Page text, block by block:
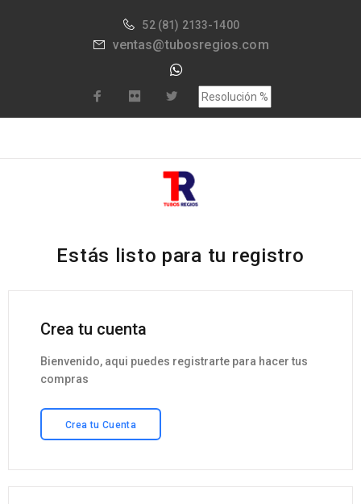
52 (81) 2133-1400
ventas@tubosregios.com
Estás listo para tu registro
Crea tu cuenta
Bienvenido, aqui puedes registrarte para hacer tus
compras
Crea tu Cuenta